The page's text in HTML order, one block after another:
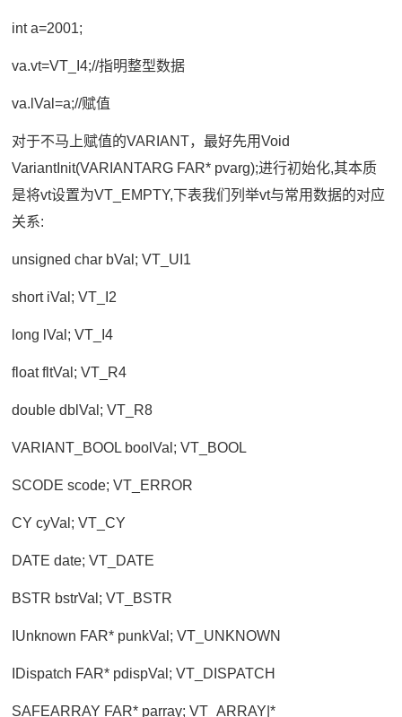
int a=2001;
va.vt=VT_I4;//指明整型数据
va.lVal=a;//赋值
对于不马上赋值的VARIANT，最好先用Void
VariantInit(VARIANTARG FAR* pvarg);进行初始化,其本质
是将vt设置为VT_EMPTY,下表我们列举vt与常用数据的对应
关系:
unsigned char bVal; VT_UI1
short iVal; VT_I2
long lVal; VT_I4
float fltVal; VT_R4
double dblVal; VT_R8
VARIANT_BOOL boolVal; VT_BOOL
SCODE scode; VT_ERROR
CY cyVal; VT_CY
DATE date; VT_DATE
BSTR bstrVal; VT_BSTR
IUnknown FAR* punkVal; VT_UNKNOWN
IDispatch FAR* pdispVal; VT_DISPATCH
SAFEARRAY FAR* parray; VT_ARRAY|*